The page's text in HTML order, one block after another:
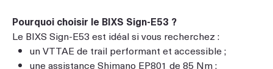
Pourquoi choisir le BIXS Sign-E53 ?
Le BIXS Sign-E53 est idéal si vous recherchez :
un VTTAE de trail performant et accessible ;
une assistance Shimano EP801 de 85 Nm ;